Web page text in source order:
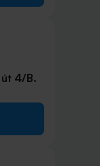
4/B.